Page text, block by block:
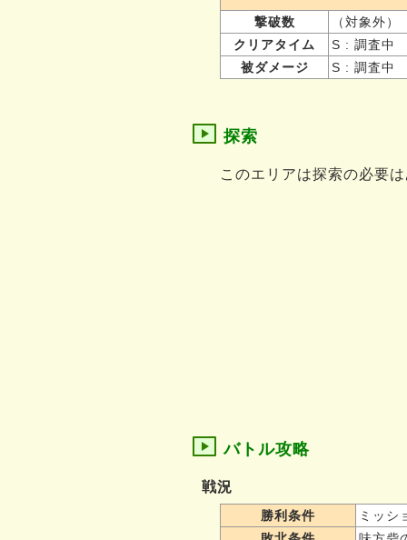
撃破数
（対象外）
クリアタイム
S : 調査中
被ダメージ
S : 調査中
探索
このエリアは探索の必要
バトル攻略
戦況
勝利条件
ミッシ